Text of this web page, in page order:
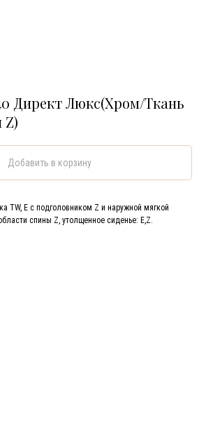
Директ Люкс(Хром/Ткань
Z)
Добавить в корзину
TW, Е с подголовником Z и наружной мягкой
спины Z, утолщенное сиденье: E,Z.